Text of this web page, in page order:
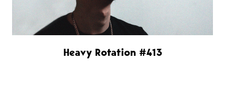
Heavy Rotation #413